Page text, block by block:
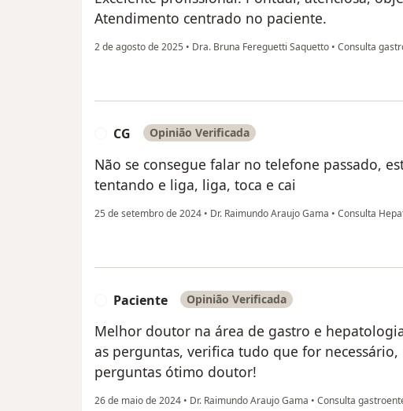
Atendimento centrado no paciente.
2 de agosto de 2025 • Dra. Bruna Fereguetti Saquetto • Consulta
CG Opinião Verificada
Não se consegue falar no telefone passado,
tentando e liga, liga, toca e cai
25 de setembro de 2024 • Dr. Raimundo Araujo Gama • Consulta
Paciente Opinião Verificada
Melhor doutor na área de gastro e
as perguntas, verifica tudo que for
perguntas ótimo doutor!
26 de maio de 2024 • Dr. Raimundo Araujo Gama • Consulta